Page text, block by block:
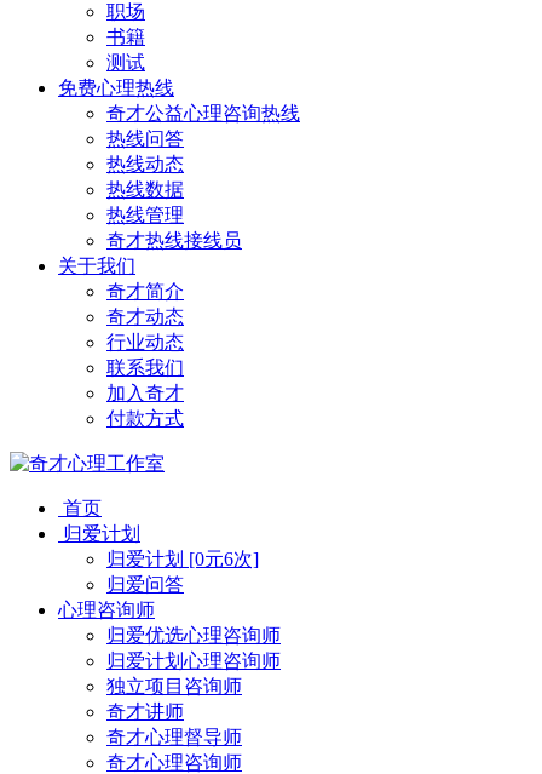
职场
书籍
测试
免费心理热线
奇才公益心理咨询热线
热线问答
热线动态
热线数据
热线管理
奇才热线接线员
关于我们
奇才简介
奇才动态
行业动态
联系我们
加入奇才
付款方式
首页
归爱计划
归爱计划 [0元6次]
归爱问答
心理咨询师
归爱优选心理咨询师
归爱计划心理咨询师
独立项目咨询师
奇才讲师
奇才心理督导师
奇才心理咨询师